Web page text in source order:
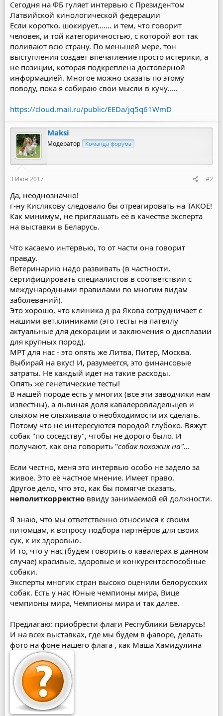
Сегодня на ФБ гуляет интервью с Президентом
Латвийской кинологической федерации
Если коротко, шокирует....... и тем, что говорит
человек, и той категоричностью, с которой вот так
поливают всю страну. По меньшей мере, тон
выступления создает впечатление просто истерики, а
не позиции, которая подкреплена достоверной
информацией. Многое можно сказать по этому
поводу, пока я собираю свои мысли в кучу.....
https://cloud.mail.ru/public/EEDa/jq5q61WmD
Maksi
Модератор Команда форума
3 Июн 2017 #2
Да, неоднозначно!
г-ну Кислякову следовало бы отреагировать на ТАКОЕ!
Как минимум, не приглашать её в качестве эксперта
на выставки в Беларусь.
Что касаемо интервью, то от части она говорит
правду.
Ветеринарию надо развивать (в частности,
сертифицировать специалистов в соответствии с
международными правилами по многим видам
заболеваний).
Это хорошо, что клиника д-ра Якова сотрудничает с
нашими вет.клиниками (это тесты на пателлу
актуальные для декорации и заключения о дисплазии
для крупных пород).
МРТ для нас - это опять же Литва, Питер, Москва.
Выбирай на вкус! И, разумеется, это финансовые
затраты. Не каждый идет на такие расходы.
Опять же генетические тесты!
В нашей породе есть у многих (все эти заводчики нам
известны), а львиная доля кавалеровладельцев и
слыхом не слыхивала о необходимости их сделать.
Потому что не интересуются породой глубоко. Вяжут
собак "по соседству", чтобы не дорого было. И
получают, как она говорить "собак похожих на"...
Если честно, меня это интервью особо не задело за
живое. Это её частное мнение. Имеет право.
Другое дело, что это, как бы помягче сказать,
неполиткорректно ввиду занимаемой ей должности.
Я знаю, что мы ответственно относимся к своим
питомцам, к вопросу подбора партнёров для своих
сук, к их здоровью.
И то, что у нас (будем говорить о кавалерах в данном
случае) красивые, здоровые и конкурентоспособные
собаки.
Эксперты многих стран высоко оценили белорусских
собак. Есть у нас Юные чемпионы мира, Вице
чемпионы мира, Чемпионы мира и так далее.
Предлагаю: приобрести флаги Республики Беларусь!
И на всех выставках, где мы будем в фаворе, делать
фото на фоне нашего флага , как Маша Хамидулина